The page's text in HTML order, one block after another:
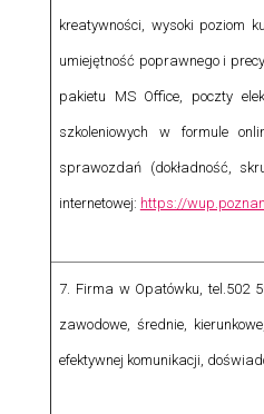
kreatywności, wysoki poziom
umiejętność poprawnego i
pakietu MS Office, poczty
szkoleniowych w formule
sprawozdań (dokładność,
internetowej: https://
7. Firma w Opatówku, tel.502
zawodowe, średnie,
efektywnej komunikacji,